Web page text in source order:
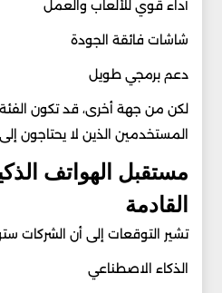
أداء قوي للألعاب والعمل
شاشات فائقة الجودة
دعم برمجي طويل
لكن من جهة أخرى، قد تكون
المستخدمين الذين لا يحتاجون
مستقبل الهواتف
القادمة
تشير التوقعات إلى أن الشركات
الذكاء الاصطناعي